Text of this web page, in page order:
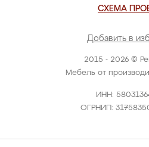
2015 - 2026 ©
Мебель от
ИНН:
ОГРНИП:
СХЕМА
Добавить в